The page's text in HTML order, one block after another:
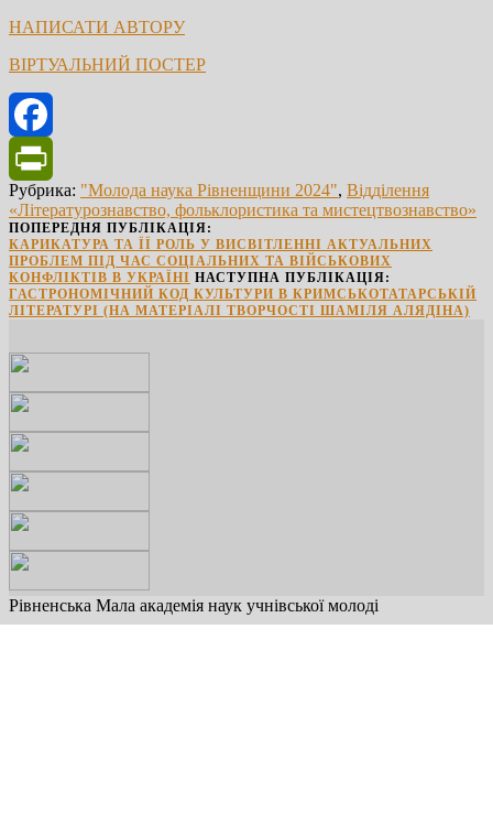
НАПИСАТИ АВТОРУ
ВІРТУАЛЬНИЙ ПОСТЕР
Facebook
PrintFriendly
Рубрика: "Молода наука Рівненщини 2024", Відділення
«Літературознавство, фольклористика та мистецтвознавство»
ПОПЕРЕДНЯ ПУБЛІКАЦІЯ:
КАРИКАТУРА ТА ЇЇ РОЛЬ У ВИСВІТЛЕННІ АКТУАЛЬНИХ
ПРОБЛЕМ ПІД ЧАС СОЦІАЛЬНИХ ТА ВІЙСЬКОВИХ
КОНФЛІКТІВ В УКРАЇНІ НАСТУПНА ПУБЛІКАЦІЯ:
ГАСТРОНОМІЧНИЙ КОД КУЛЬТУРИ В КРИМСЬКОТАТАРСЬКІЙ
ЛІТЕРАТУРІ (НА МАТЕРІАЛІ ТВОРЧОСТІ ШАМІЛЯ АЛЯДІНА)
Рівненська Мала академія наук учнівської молоді